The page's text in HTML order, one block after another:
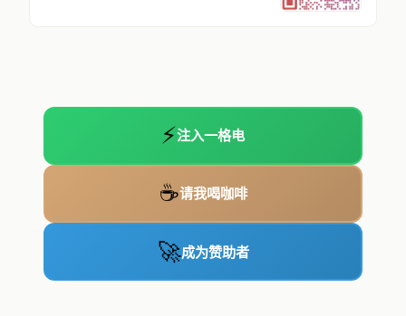
⚡注入一格电
☕请我喝咖啡
🚀成为赞助者